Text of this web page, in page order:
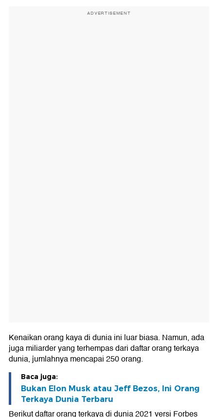
ADVERTISEMENT
Kenaikan orang kaya di dunia ini luar biasa. Namun, ada
juga miliarder yang terhempas dari daftar orang terkaya
dunia, jumlahnya mencapai 250 orang.
Baca juga:
Bukan Elon Musk atau Jeff Bezos, Ini Orang
Terkaya Dunia Terbaru
Berikut daftar orang terkaya di dunia 2021 versi Forbes